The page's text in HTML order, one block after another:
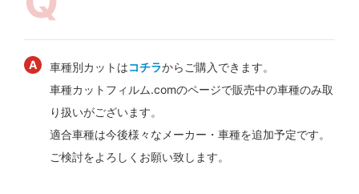
車種別カットはコチラからご購入できます。
車種カットフィルム.comのページで販売中の車種のみ取
り扱いがございます。
適合車種は今後様々なメーカー・車種を追加予定です。
ご検討をよろしくお願い致します。